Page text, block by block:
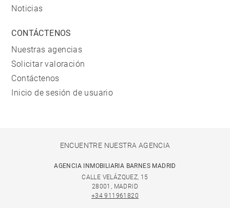
Noticias
CONTÁCTENOS
Nuestras agencias
Solicitar valoración
Contáctenos
Inicio de sesión de usuario
ENCUENTRE NUESTRA AGENCIA
AGENCIA INMOBILIARIA BARNES MADRID
CALLE VELÁZQUEZ, 15
28001, MADRID
+34 911961820